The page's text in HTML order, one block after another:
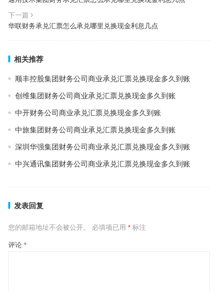
下一篇
华联财务承兑汇票怎么承兑哪里兑换现金利息几点
相关推荐
顺丰控股集团财务公司商业承兑汇票兑换现金多久到账
创维集团财务公司商业承兑汇票兑换现金多久到账
中开财务公司商业承兑汇票兑换现金多久到账
中旅集团财务公司商业承兑汇票兑换现金多久到账
深圳华强集团财务公司商业承兑汇票兑换现金多久到账
中兴通讯集团财务公司商业承兑汇票兑换现金多久到账
发表回复
您的邮箱地址不会被公开。 必填项已用 *标注
评论 *